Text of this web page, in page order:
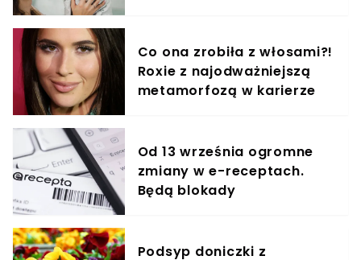
Co ona zrobiła z włosami?!
Roxie z najodważniejszą
metamorfozą w karierze
Od 13 września ogromne
zmiany w e-receptach.
Będą blokady
Podsyp doniczki z